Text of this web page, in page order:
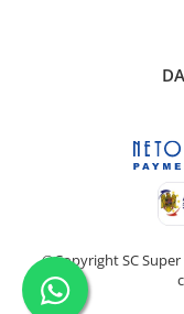
©Copyright SC